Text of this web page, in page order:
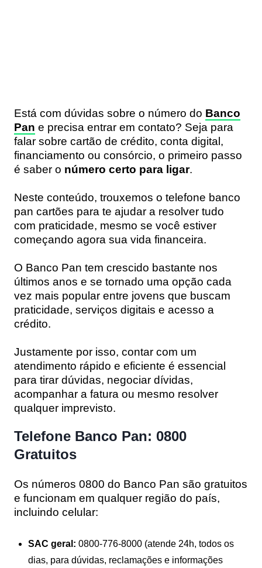
Está com dúvidas sobre o número do Banco
Pan e precisa entrar em contato? Seja para
falar sobre cartão de crédito, conta digital,
financiamento ou consórcio, o primeiro passo
é saber o número certo para ligar.
Neste conteúdo, trouxemos o telefone banco
pan cartões para te ajudar a resolver tudo
com praticidade, mesmo se você estiver
começando agora sua vida financeira.
O Banco Pan tem crescido bastante nos
últimos anos e se tornado uma opção cada
vez mais popular entre jovens que buscam
praticidade, serviços digitais e acesso a
crédito.
Justamente por isso, contar com um
atendimento rápido e eficiente é essencial
para tirar dúvidas, negociar dívidas,
acompanhar a fatura ou mesmo resolver
qualquer imprevisto.
Telefone Banco Pan: 0800
Gratuitos
Os números 0800 do Banco Pan são gratuitos
e funcionam em qualquer região do país,
incluindo celular:
SAC geral: 0800-776-8000 (atende 24h, todos os
dias, para dúvidas, reclamações e informações